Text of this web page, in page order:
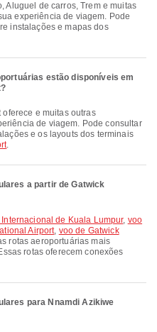
experiência de viagem. Pode
instalações e mapas dos
estão disponíveis em
de viagem. Pode consultar
e os layouts dos terminais
.
a partir de Gatwick
Internacional de Kuala Lumpur, voo
Airport, voo de Gatwick
rotas aeroportuárias mais
rotas oferecem conexões
para Nnamdi Azikiwe